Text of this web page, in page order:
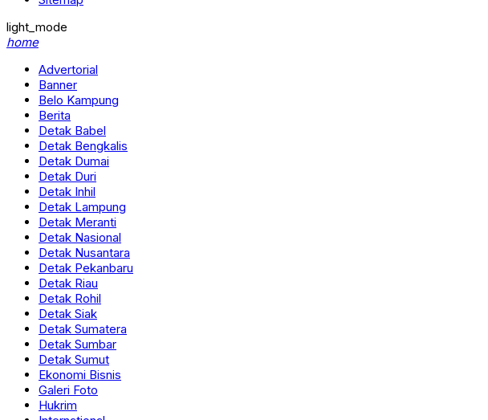
light_mode
home
Advertorial
Banner
Belo Kampung
Berita
Detak Babel
Detak Bengkalis
Detak Dumai
Detak Duri
Detak Inhil
Detak Lampung
Detak Meranti
Detak Nasional
Detak Nusantara
Detak Pekanbaru
Detak Riau
Detak Rohil
Detak Siak
Detak Sumatera
Detak Sumbar
Detak Sumut
Ekonomi Bisnis
Galeri Foto
Hukrim